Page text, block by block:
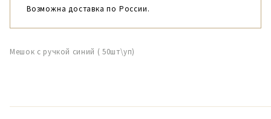
Возможна доставка по России.
Мешок с ручкой синий ( 50шт\уп)